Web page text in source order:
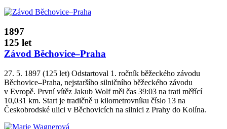
1897
125 let
Závod Běchovice–Praha
27. 5. 1897 (125 let) Odstartoval 1. ročník běžeckého závodu
Běchovice–Praha, nejstaršího silničního běžeckého závodu
v Evropě. První vítěz Jakub Wolf měl čas 39:03 na trati měřící
10,031 km. Start je tradičně u kilometrovníku číslo 13 na
Českobrodské ulici v Běchovicích na silnici z Prahy do Kolína.